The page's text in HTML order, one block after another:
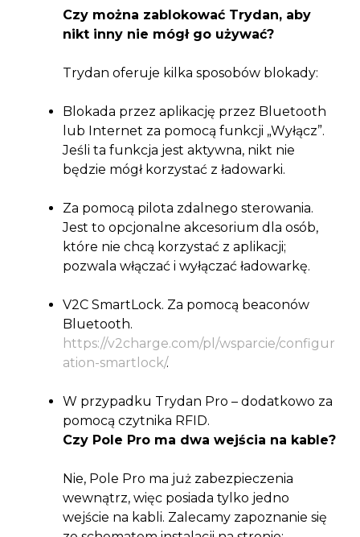
Czy można zablokować Trydan, aby
nikt inny nie mógł go używać?
Trydan oferuje kilka sposobów blokady:
Blokada przez aplikację przez Bluetooth
lub Internet za pomocą funkcji „Wyłącz”.
Jeśli ta funkcja jest aktywna, nikt nie
będzie mógł korzystać z ładowarki.
Za pomocą pilota zdalnego sterowania.
Jest to opcjonalne akcesorium dla osób,
które nie chcą korzystać z aplikacji;
pozwala włączać i wyłączać ładowarkę.
V2C SmartLock. Za pomocą beaconów
Bluetooth.
https://v2charge.com/pl/wsparcie/configur
ation-smartlock/.
W przypadku Trydan Pro – dodatkowo za
pomocą czytnika RFID.
Czy Pole Pro ma dwa wejścia na kable?
Nie, Pole Pro ma już zabezpieczenia
wewnątrz, więc posiada tylko jedno
wejście na kabli. Zalecamy zapoznanie się